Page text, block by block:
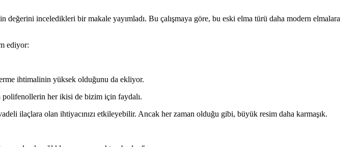
inceledikleri bir makale yayımladı. Bu çalışmaya göre, bu eski elma türü daha modern elmalara
ediyor:
ihtimalinin yüksek olduğunu da ekliyor.
polifenollerin her ikisi de bizim için faydalı.
ilaçlara olan ihtiyacınızı etkileyebilir. Ancak her zaman olduğu gibi, büyük resim daha karmaşık.